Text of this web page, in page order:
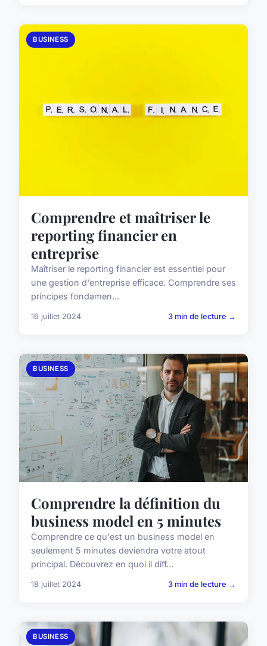
BUSINESS
Comprendre et maîtriser le
reporting financier en
entreprise
Maîtriser le reporting financier est essentiel pour
une gestion d'entreprise efficace. Comprendre ses
principes fondamen...
16 juillet 2024 3 min de lecture →
BUSINESS
Comprendre la définition du
business model en 5 minutes
Comprendre ce qu'est un business model en
seulement 5 minutes deviendra votre atout
principal. Découvrez en quoi il diff...
18 juillet 2024 3 min de lecture →
BUSINESS